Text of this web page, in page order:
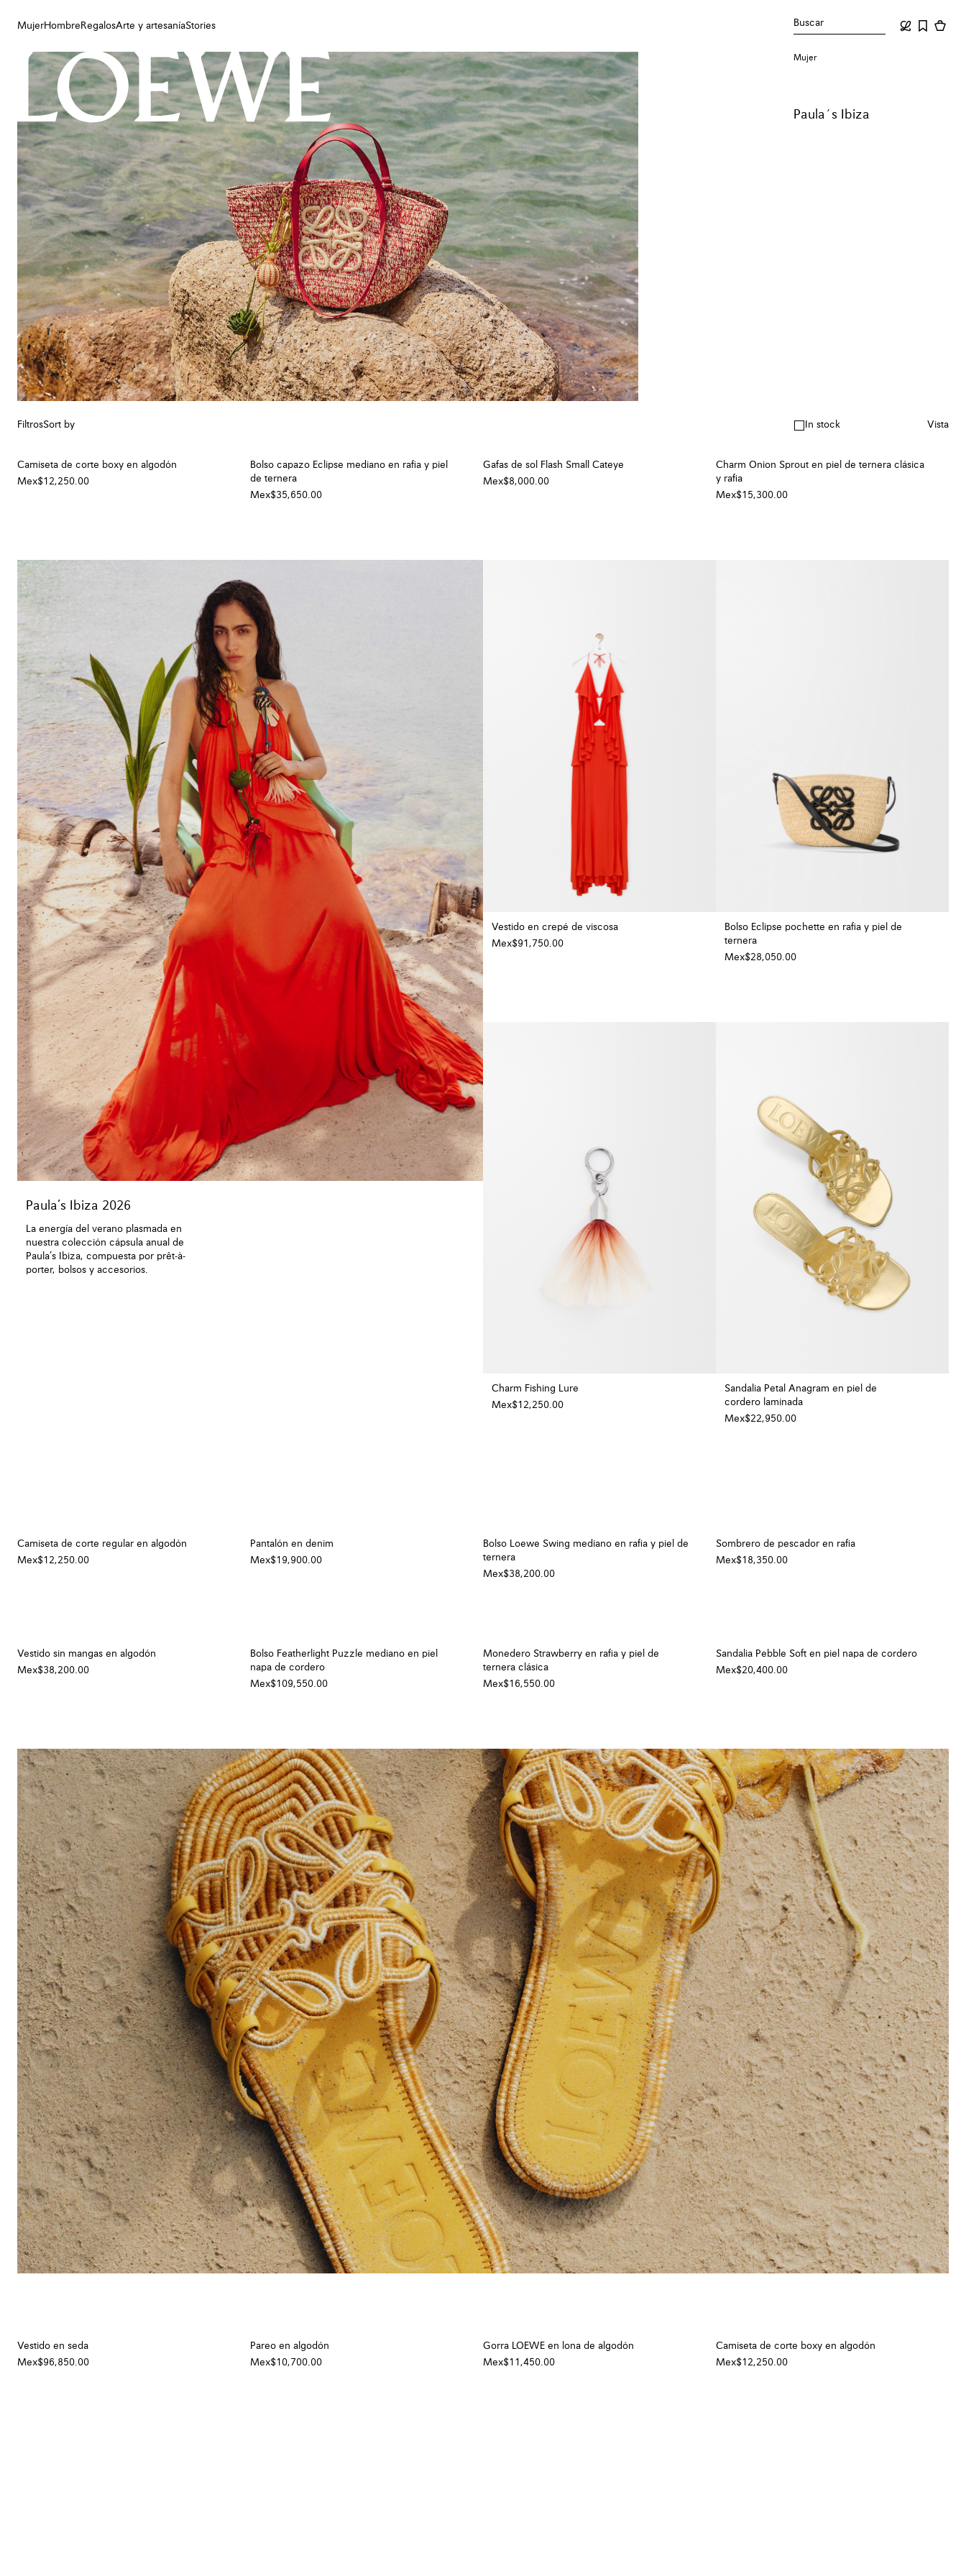
MujerHombre RegalosArte y artesaníaStories Buscar
Mujer
Hombre
Regalos
Arte y artesanía
Stories
Mujer
Paula´s Ibiza
FiltrosSort by In stock Vista
Camiseta de corte boxy en algodón
Mex$12,250.00
Bolso capazo Eclipse mediano en rafia y piel
de ternera
Mex$35,650.00
Gafas de sol Flash Small Cateye
Mex$8,000.00
Charm Onion Sprout en piel de ternera clásica
y rafia
Mex$15,300.00
Paula’s Ibiza 2026
La energía del verano plasmada en
nuestra colección cápsula anual de
Paula’s Ibiza, compuesta por prêt-à-
porter, bolsos y accesorios.
Vestido en crepé de viscosa
Mex$91,750.00
Bolso Eclipse pochette en rafia y piel de
ternera
Mex$28,050.00
Charm Fishing Lure
Mex$12,250.00
Sandalia Petal Anagram en piel de
cordero laminada
Mex$22,950.00
Camiseta de corte regular en algodón
Mex$12,250.00
Pantalón en denim
Mex$19,900.00
Bolso Loewe Swing mediano en rafia y piel de
ternera
Mex$38,200.00
Sombrero de pescador en rafia
Mex$18,350.00
Vestido sin mangas en algodón
Mex$38,200.00
Bolso Featherlight Puzzle mediano en piel
napa de cordero
Mex$109,550.00
Monedero Strawberry en rafia y piel de
ternera clásica
Mex$16,550.00
Sandalia Pebble Soft en piel napa de cordero
Mex$20,400.00
Vestido en seda
Mex$96,850.00
Pareo en algodón
Mex$10,700.00
Gorra LOEWE en lona de algodón
Mex$11,450.00
Camiseta de corte boxy en algodón
Mex$12,250.00